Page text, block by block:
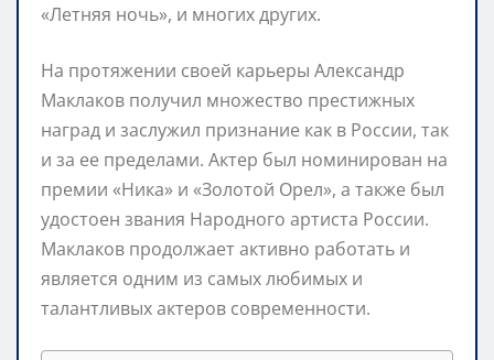
«Летняя ночь», и многих других.
На протяжении своей карьеры Александр
Маклаков получил множество престижных
наград и заслужил признание как в России, так
и за ее пределами. Актер был номинирован на
премии «Ника» и «Золотой Орел», а также был
удостоен звания Народного артиста России.
Маклаков продолжает активно работать и
является одним из самых любимых и
талантливых актеров современности.